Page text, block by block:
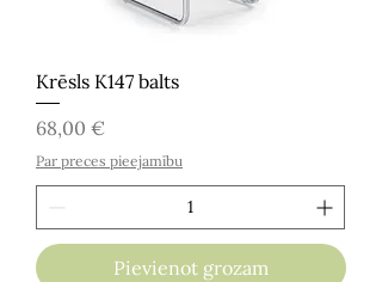
Krēsls K147 balts
Cena
68,00 €
Par preces pieejamību
Pievienot grozam